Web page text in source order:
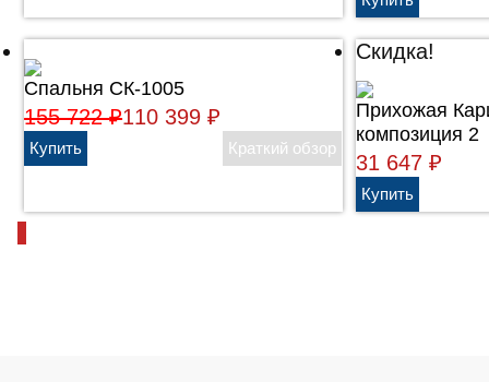
Спальня СК-1005
155 722₽110 399₽
Скидка!
Прихожая
композиция 2
31 647₽